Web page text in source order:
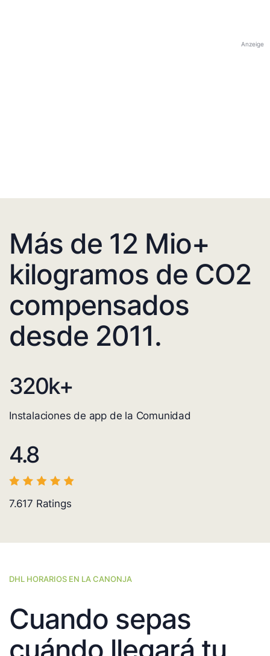
Anzeige
Más de 12 Mio+
kilogramos de CO2
compensados
desde 2011.
320k+
Instalaciones de app de la Comunidad
4.8
7.617 Ratings
DHL HORARIOS EN LA CANONJA
Cuando sepas